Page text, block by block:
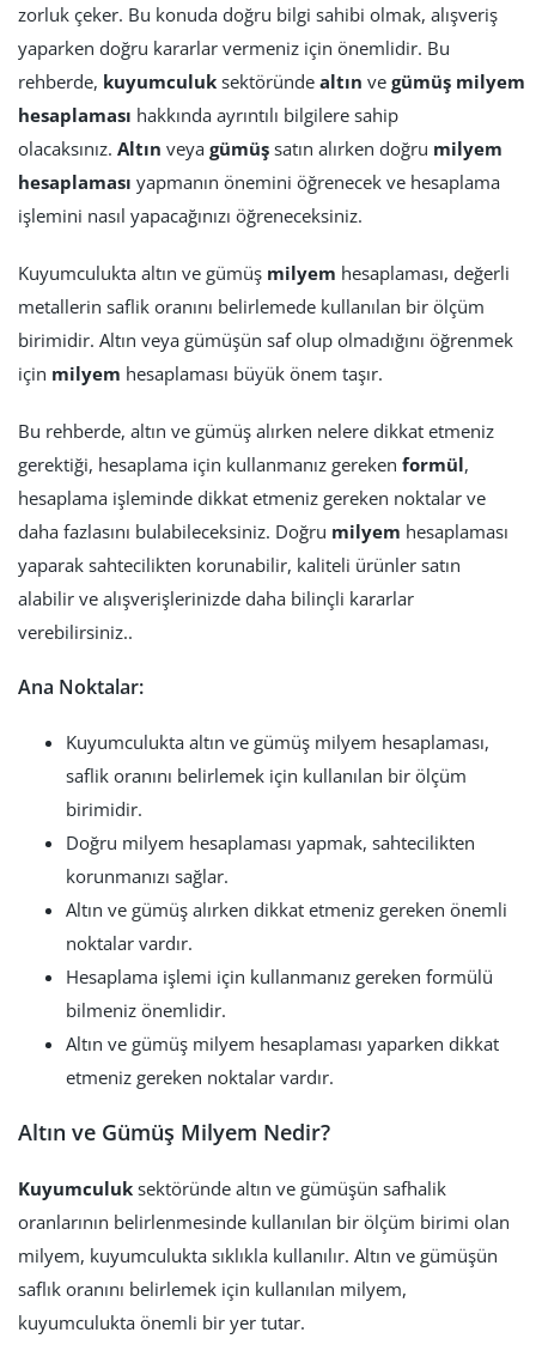
zorluk çeker. Bu konuda doğru bilgi sahibi olmak, alışveriş
yaparken doğru kararlar vermeniz için önemlidir. Bu
rehberde, kuyumculuk sektöründe altın ve gümüş milyem
hesaplaması hakkında ayrıntılı bilgilere sahip
olacaksınız. Altın veya gümüş satın alırken doğru milyem
hesaplaması yapmanın önemini öğrenecek ve hesaplama
işlemini nasıl yapacağınızı öğreneceksiniz.
Kuyumculukta altın ve gümüş milyem hesaplaması, değerli
metallerin saflik oranını belirlemede kullanılan bir ölçüm
birimidir. Altın veya gümüşün saf olup olmadığını öğrenmek
için milyem hesaplaması büyük önem taşır.
Bu rehberde, altın ve gümüş alırken nelere dikkat etmeniz
gerektiği, hesaplama için kullanmanız gereken formül,
hesaplama işleminde dikkat etmeniz gereken noktalar ve
daha fazlasını bulabileceksiniz. Doğru milyem hesaplaması
yaparak sahtecilikten korunabilir, kaliteli ürünler satın
alabilir ve alışverişlerinizde daha bilinçli kararlar
verebilirsiniz..
Ana Noktalar:
Kuyumculukta altın ve gümüş milyem hesaplaması,
saflik oranını belirlemek için kullanılan bir ölçüm
birimidir.
Doğru milyem hesaplaması yapmak, sahtecilikten
korunmanızı sağlar.
Altın ve gümüş alırken dikkat etmeniz gereken önemli
noktalar vardır.
Hesaplama işlemi için kullanmanız gereken formülü
bilmeniz önemlidir.
Altın ve gümüş milyem hesaplaması yaparken dikkat
etmeniz gereken noktalar vardır.
Altın ve Gümüş Milyem Nedir?
Kuyumculuk sektöründe altın ve gümüşün safhalik
oranlarının belirlenmesinde kullanılan bir ölçüm birimi olan
milyem, kuyumculukta sıklıkla kullanılır. Altın ve gümüşün
saflık oranını belirlemek için kullanılan milyem,
kuyumculukta önemli bir yer tutar.